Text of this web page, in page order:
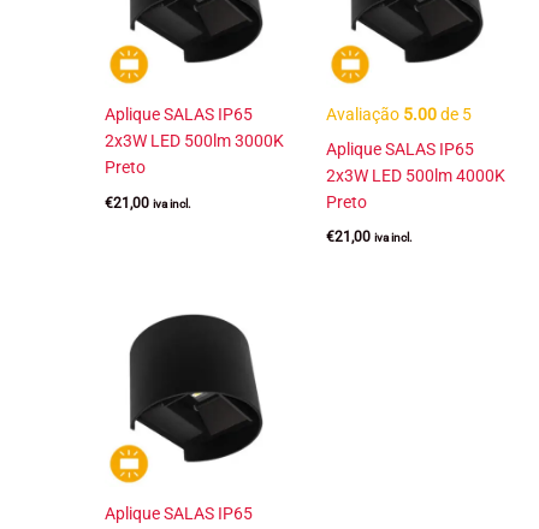
Aplique SALAS IP65
2x3W LED 500lm 3000K
Preto
€21,00 iva incl.
Avaliação 5.00de 5
Aplique SALAS IP65
2x3W LED 500lm 4000K
Preto
€21,00 iva incl.
Aplique SALAS IP65